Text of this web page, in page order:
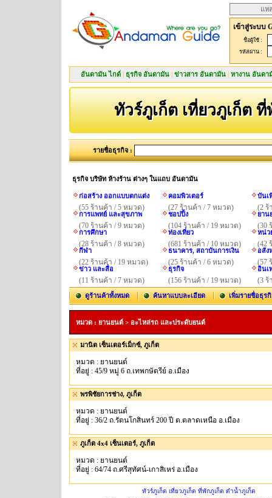
แห
เข้าสู่ระบบ
ชื่อผู้ใช้ :
รหัสผ่าน :
อันดามัน ไกด์ | ธุรกิจ อันดามัน | ข่าวสาร อันดามัน | หางาน อันดา
ทัวร์ภูเก็ต เที่ยวภูเก็ต
รายชื่อธุรกิจ :
ธุรกิจ บริษัท ห้างร้าน ต่างๆ ในแถบ อันดามัน
ก่อสร้าง ออกแบบตกแต่ง
(55 ร้านค้า / 5 หมวด)
การแพทย์ และสุขภาพ
(70 ร้านค้า / 9 หมวด)
การศึกษา
(28 ร้านค้า / 8 หมวด)
กีฬา
(22 ร้านค้า / 19 หมวด)
ข่าว และสื่อ
(11 ร้านค้า / 7 หมวด)
คอมพิวเตอร์
(27 ร้านค้า / 7 หมวด)
ชอปปิ้ง
(104 ร้านค้า / 19 หมวด)
ท่องเที่ยว
(681 ร้านค้า / 10 หมวด)
ธนาคาร, สถาบันการเงิน
(25 ร้านค้า / 6 หมวด)
ธุรกิจ
(156 ร้านค้า / 19 หมวด)
บันเ
(2 ร้
ยาน
(30
หน่ว
(42
อสัง
(57
อินเ
(3 ร้
ดูร้านค้าทั้งหมด ค้นหาแบบละเอียด เพิ่มรายชื่อธุร
หมวด : ยานยนต์ > อะไหล่รถ และประดับยนต์
มานิต เซ็นเตอร์เม็กซ์, ภูเก็ต
หมวด : ยานยนต์
ที่อยู่ : 45/9 หมู่ 6 ถ.เทพกษัตรีย์ อ.เมือง
พรพิชัยการช่าง, ภูเก็ต
หมวด : ยานยนต์
ที่อยู่ : 36/2 ถ.รัตนโกสินทร์ 200 ปี ต.ตลาดเหนือ อ.เมือง
ภูเก็ต 4x4 เซ็นเตอร์, ภูเก็ต
หมวด : ยานยนต์
ที่อยู่ : 64/74 ถ.ศรีสุทัศน์-เกาสิเหร่ อ.เมือง
ทัวร์ภูเก็ต เที่ยวภูเก็ต ที่พักภูเก็ต ดำน้ำภูเก็ต